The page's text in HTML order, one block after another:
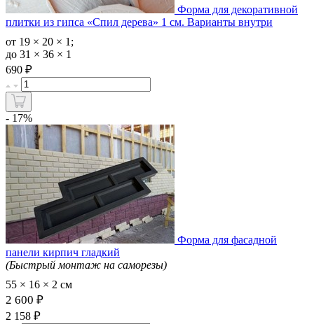
Форма для декоративной
плитки из гипса «Спил дерева» 1 см. Варианты внутри
от 19 × 20 × 1;
до 31 × 36 × 1
690 ₽
- 17%
Форма для фасадной
панели кирпич гладкий
(Быстрый монтаж на саморезы)
55 × 16 × 2 см
2 600 ₽
2 158 ₽